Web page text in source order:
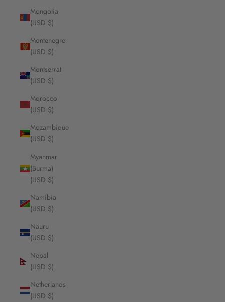
Mongolia
(USD $)
Montenegro
(USD $)
Montserrat
(USD $)
Morocco
(USD $)
Mozambique
(USD $)
Myanmar
(Burma)
(USD $)
Namibia
(USD $)
Nauru
(USD $)
Nepal
(USD $)
Netherlands
(USD $)